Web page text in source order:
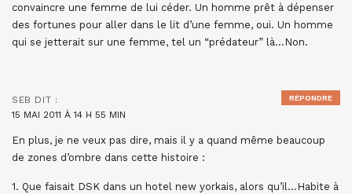
convaincre une femme de lui céder. Un homme prêt à dépenser
des fortunes pour aller dans le lit d’une femme, oui. Un homme
qui se jetterait sur une femme, tel un “prédateur” là…Non.
SEB DIT :
15 MAI 2011 À 14 H 55 MIN
En plus, je ne veux pas dire, mais il y a quand même beaucoup
de zones d’ombre dans cette histoire :
1. Que faisait DSK dans un hotel new yorkais, alors qu’il…Habite à
RÉPONDRE